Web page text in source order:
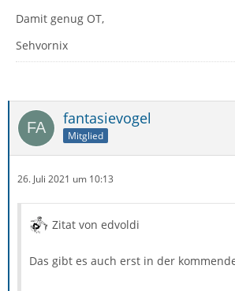
Damit genug OT,
Sehvornix
fantasievogel
Mitglied
26. Juli 2021 um 10:13
Zitat von edvoldi
Das gibt es auch erst in der